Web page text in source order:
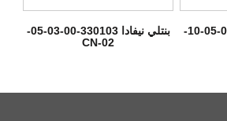
بنتلي نيفادا 330103-00-03-05-
02-CN
بنتلي نيفادا 330103-00-05-10-